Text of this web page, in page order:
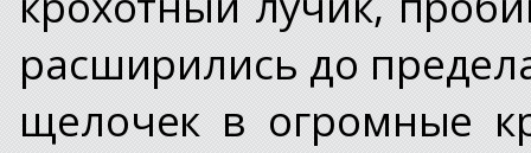
расширились до
щелочек в огромные